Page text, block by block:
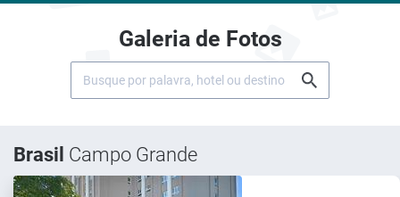
Galeria de Fotos
Brasil Campo Grande